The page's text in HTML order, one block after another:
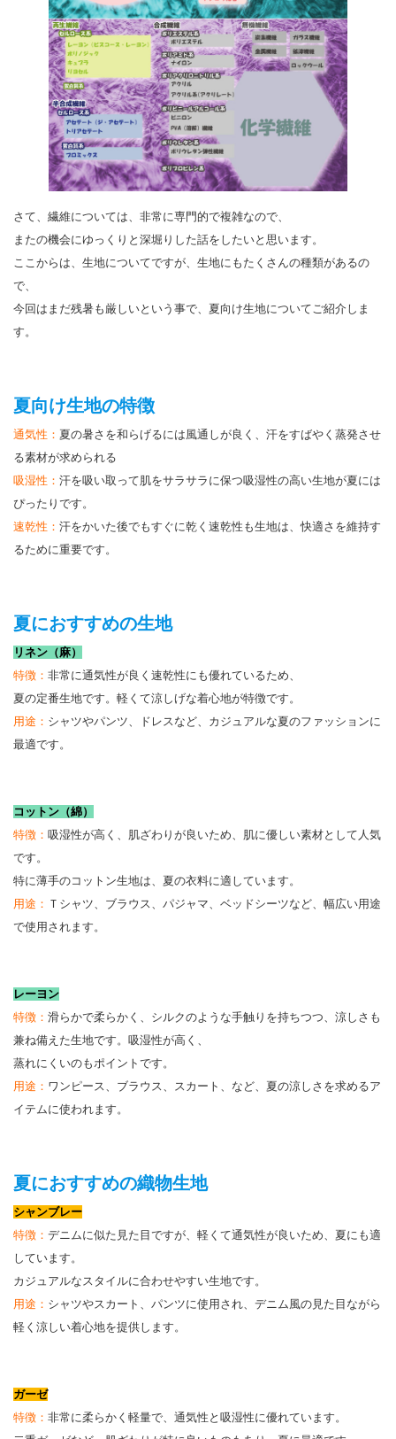
さて、繊維については、非常に専門的で複雑なので、
またの機会にゆっくりと深堀りした話をしたいと思います。
ここからは、生地についてですが、生地にもたくさんの種類があるの
で、
今回はまだ残暑も厳しいという事で、夏向け生地についてご紹介しま
す。
夏向け生地の特徴
通気性： 夏の暑さを和らげるには風通しが良く、汗をすばやく蒸発させ
る素材が求められる
吸湿性： 汗を吸い取って肌をサラサラに保つ吸湿性の高い生地が夏には
ぴったりです。
速乾性： 汗をかいた後でもすぐに乾く速乾性も生地は、快適さを維持す
るために重要です。
夏におすすめの生地
リネン（麻）
特徴： 非常に通気性が良く速乾性にも優れているため、
夏の定番生地です。軽くて涼しげな着心地が特徴です。
用途： シャツやパンツ、ドレスなど、カジュアルな夏のファッションに
最適です。
コットン（綿）
特徴： 吸湿性が高く、肌ざわりが良いため、肌に優しい素材として人気
です。
特に薄手のコットン生地は、夏の衣料に適しています。
用途： Ｔシャツ、ブラウス、パジャマ、ベッドシーツなど、幅広い用途
で使用されます。
レーヨン
特徴： 滑らかで柔らかく、シルクのような手触りを持ちつつ、涼しさも
兼ね備えた生地です。吸湿性が高く、
蒸れにくいのもポイントです。
用途： ワンピース、ブラウス、スカート、など、夏の涼しさを求めるア
イテムに使われます。
夏におすすめの織物生地
シャンブレー
特徴： デニムに似た見た目ですが、軽くて通気性が良いため、夏にも適
しています。
カジュアルなスタイルに合わせやすい生地です。
用途： シャツやスカート、パンツに使用され、デニム風の見た目ながら
軽く涼しい着心地を提供します。
ガーゼ
特徴： 非常に柔らかく軽量で、通気性と吸湿性に優れています。